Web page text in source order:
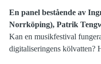
En panel bestående av
Norrköping), Patrik
Kan en musikfestival
digitaliseringens kölvatten?